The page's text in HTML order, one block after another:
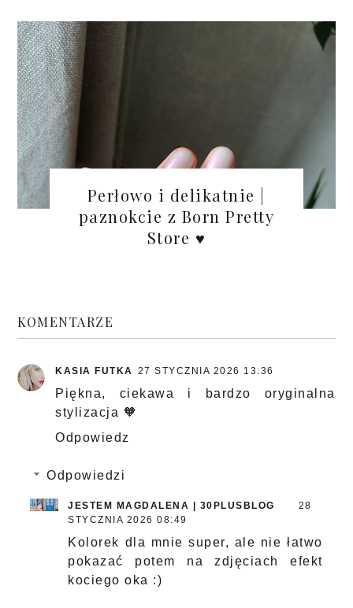
Perłowo i delikatnie |
paznokcie z Born Pretty
Store ♥
KOMENTARZE
KASIA FUTKA 27 STYCZNIA 2026 13:36
Piękna, ciekawa i bardzo oryginalna
stylizacja 🧡
Odpowiedz
Odpowiedzi
JESTEM MAGDALENA | 30PLUSBLOG
28
STYCZNIA 2026 08:49
Kolorek dla mnie super, ale nie łatwo
pokazać potem na zdjęciach efekt
kociego oka :)